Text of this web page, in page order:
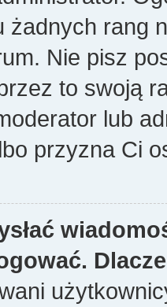
żadnych rang
Nie pisz
to swoją
lub
przyzna Ci